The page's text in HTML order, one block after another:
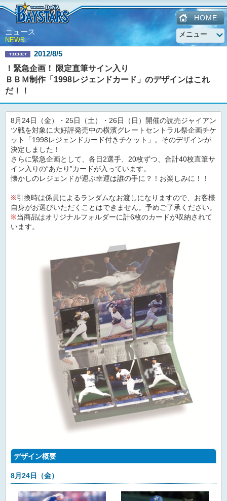
HOME
ニュース
NEWS
2012/8/5
！緊急企画！ 限定直筆サイン入り
ＢＢＭ制作「1998レジェンドカード」のデザインはこれ
だ！！
8月24日（金）・25日（土）・26日（日）開催の読売ジャイアン
ツ戦を対象に大好評発売中の横濱グレートセントラル祭企画チケ
ット「1998レジェンドカード付きチケット」。そのデザインが
決定しました！
さらに緊急企画として、各日2選手、20枚ずつ、合計40枚直筆サ
イン入りの“あたり”カードが入っています。
懐かしのレジェンドが運ぶ幸運は誰の手に？！お楽しみに！！
※引換時は係員によるランダムなお渡しになりますので、お客様
自身がお選びいただくことはできません。予めご了承ください。
※当商品はオリジナルフォルダーに計6枚のカードが収納されて
います。
デザイン概要
8月24日（金）